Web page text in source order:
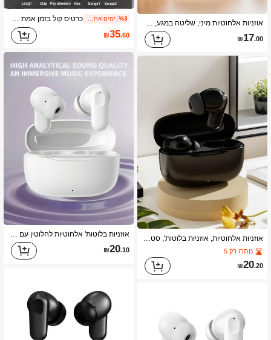
אוזניות אלחוטיות מיני, שליטה במגע, ביטול רעשים, מתאימות לספורט ולטלפונים, אוזניות בלוטות' אלחוטיות, מגע חכם בתוך האוזן, חיי סוללה ארוכים
₪17.00
נותרו רק 5
₪20.20
%3 כרטיס קול בזמן אמת V8 מיקסר קול ממיר קול בזמן אמת עם כרטיס קול מרובים, מתאים ל-KTV ביתי, צ'אט קולי, הקלטת מחשב
₪35.60
אוזניות בלוטות' אלחוטיות לחלוטין עם מיקרופון מובנה לשיחות ברורות, חיי סוללה ארוכים, עיצוב עמיד לזיעה, תואמות למכשירי iOS ואנדרואיד, מתאימות לכושר, ריצה ושימוש יומיומי
₪20.10